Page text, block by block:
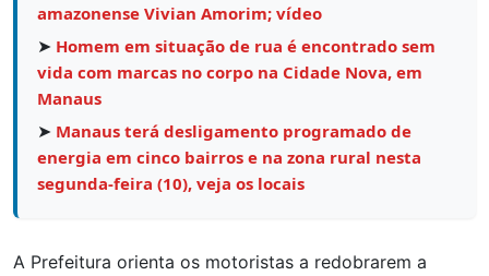
amazonense Vivian Amorim; vídeo
➤ Homem em situação de rua é encontrado sem
vida com marcas no corpo na Cidade Nova, em
Manaus
➤ Manaus terá desligamento programado de
energia em cinco bairros e na zona rural nesta
segunda-feira (10), veja os locais
A Prefeitura orienta os motoristas a redobrarem a